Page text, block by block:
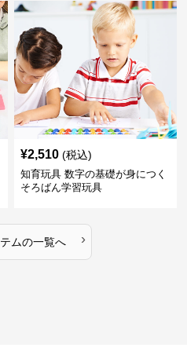
¥2,510 (税込)
知育玩具 数字の基礎が身につく
そろばん学習玩具
ムの一覧へ ›